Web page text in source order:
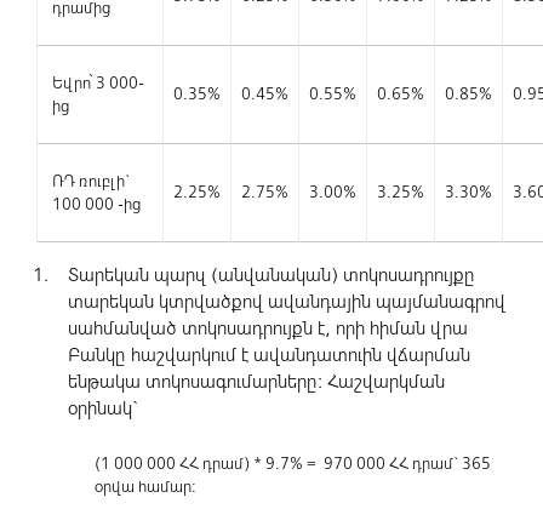
դրամից
Եվրո՝ 3 000-
ից
0.35% 0.45% 0.55% 0.65% 0.85%
ՌԴ ռուբլի`
100 000 -ից
2.25% 2.75% 3.00% 3.25% 3.30%
Տարեկան պարզ (անվանական) տոկոսադրույքը
տարեկան կտրվածքով ավանդային պայմանագրով
սահմանված տոկոսադրույքն է, որի հիման վրա
Բանկը հաշվարկում է ավանդատուին վճարման
ենթակա տոկոսագումարները: Հաշվարկման
օրինակ`
(1 000 000 ՀՀ դրամ) * 9.7% = 970 000 ՀՀ դրամ` 365
օրվա համար: